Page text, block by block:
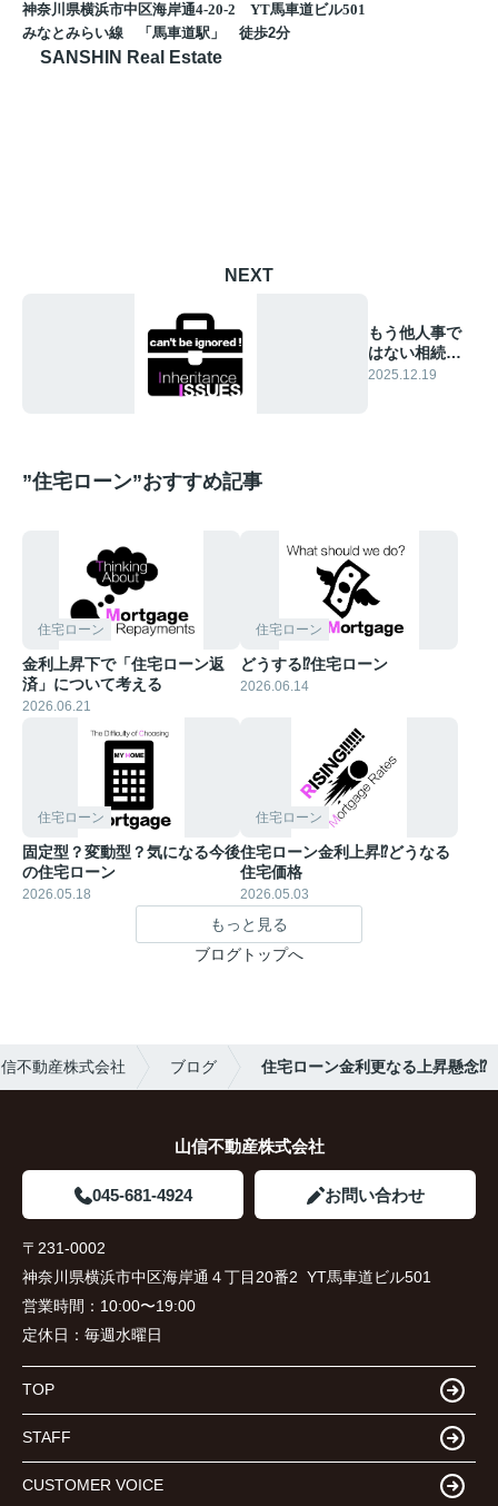
神奈川県横浜市中区海岸通4-20-2 YT馬車道ビル501
みなとみらい線 「馬車道駅」 徒歩2分
SANSHIN Real Estate
NEXT
もう他人事で
はない相続問
題
2025.12.19
”住宅ローン”おすすめ記事
住宅ローン
金利上昇下で「住宅ローン返
済」について考える
2026.06.21
住宅ローン
どうする⁉︎住宅ローン
2026.06.14
住宅ローン
固定型？変動型？気になる今後
の住宅ローン
2026.05.18
住宅ローン
住宅ローン金利上昇⁉︎どうなる
住宅価格
2026.05.03
もっと見る
ブログトップへ
不動産株式会社 ブログ 住宅ローン金利更なる上昇懸念⁉︎
山信不動産株式会社
045-681-4924 お問い合わせ
〒231-0002
神奈川県横浜市中区海岸通４丁目20番2 YT馬車道ビル501
営業時間： 10:00〜19:00
定休日： 毎週水曜日
TOP
STAFF
CUSTOMER VOICE